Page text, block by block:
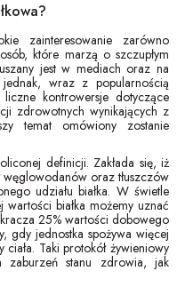
zainteresowanie zarówno
które marzą o szczupłym
jest w mediach oraz na
jednak, wraz z popularnością
kontrowersje dotyczące
zdrowotnych wynikających z
temat omówiony zostanie
definicji. Zakłada się, iż
oraz tłuszczów
udziału białka. W świetle
białka możemy uznać
25% wartości dobowego
gdy jednostka spożywa więcej
Taki protokół żywieniowy
zaburzeń stanu zdrowia, jak